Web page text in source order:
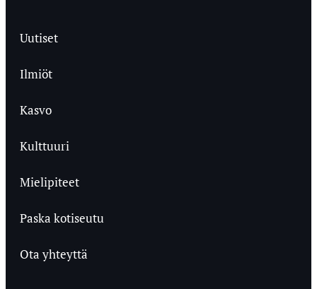
Uutiset
Ilmiöt
Kasvo
Kulttuuri
Mielipiteet
Paska kotiseutu
Ota yhteyttä